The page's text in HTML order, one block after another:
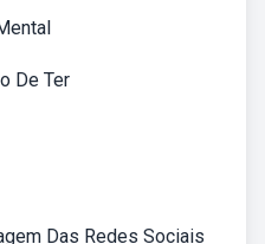
De Ter
Das Redes Sociais